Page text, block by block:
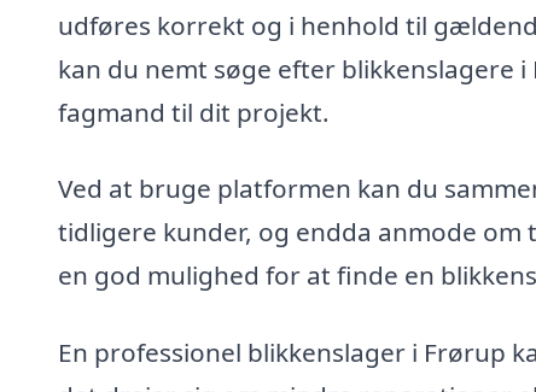
udføres korrekt og i henhold til
kan du nemt søge efter blikkenslagere
fagmand til dit projekt.
Ved at bruge platformen kan du
tidligere kunder, og endda anmode
en god mulighed for at finde en
En professionel blikkenslager i Frørup